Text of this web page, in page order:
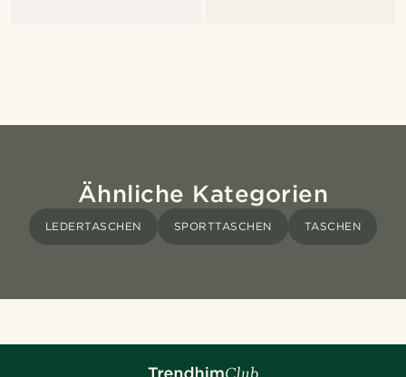
Ähnliche Kategorien
LEDERTASCHEN SPORTTASCHEN TASCHEN